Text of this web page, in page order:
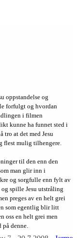
oppstandelse og
forfulgt og hvordan
i filmen
kunne ha funnet sted i
tro at det med Jesu
flest mulig tilhengere.
til den enn den
man glir inn i
og sorgfulle enn fylt av
spille Jesu utstråling
preges av en helt grei
som egentlig blir litt
oss en helt grei men
denne.